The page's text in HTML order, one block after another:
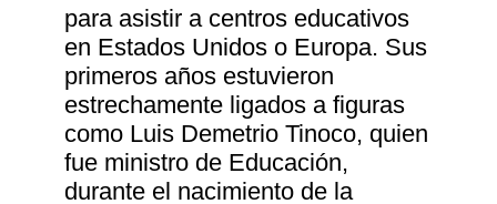
para asistir a centros educativos
en Estados Unidos o Europa. Sus
primeros años estuvieron
estrechamente ligados a figuras
como Luis Demetrio Tinoco, quien
fue ministro de Educación,
durante el nacimiento de la